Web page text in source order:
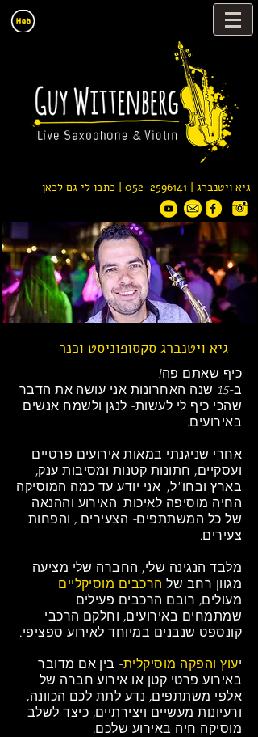
גיא ויטנברג | 052-2596141 | כתבו לי גם לכאן
גיא ויטנברג סקסופוניסט וכנר
כיף שאתם פה!
ב-15 שנה האחרונות אני עושה את הדבר
שהכי כיף לי לעשות- לנגן ולשמח אנשים
באירועים.
אחרי שניגנתי במאות אירועים פרטיים
ועסקיים, חתונות קטנות ומסיבות ענק,
בארץ ובחו"ל, אני יודע עד כמה המוסיקה
החיה מוסיפה לאיכות האירוע וההנאה
של כל המשתתפים- הצעירים , והפחות
צעירים.
מלבד הנגינה שלי, החברה שלי מציעה
מגוון רחב של הרכבים מוסיקליים
מעולים, רובם הרכבים פעילים
שמתמחים באירועים, וחלקם הרכבי
קונספט שנבנים במיוחד לאירוע ספציפי.
יעוץ והפקה מוסיקלית- בין אם מדובר
באירוע פרטי קטן או אירוע חברה של
אלפי משתתפים, נדע לתת לכם הכוונה,
ורעיונות מעשיים ויצירתיים, כיצד לשלב
מוסיקה חיה באירוע שלכם.